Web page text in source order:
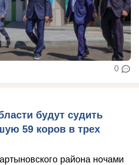
0
будут судить
59 коров в трех
района ночами